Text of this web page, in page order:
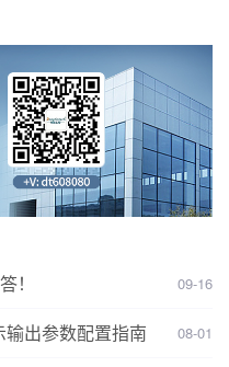
！ 09-16
出参数配置指南 08-01